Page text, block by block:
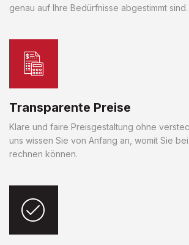
genau auf Ihre Bedürfnisse abgestimmt sind.
Transparente Preise
Klare und faire Preisgestaltung ohne
uns wissen Sie von Anfang an, womit Sie
rechnen können.